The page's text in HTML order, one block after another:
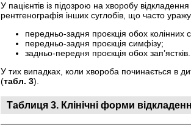
У пацієнтів із підозрою на хворобу
рентгенографія інших суглобів, що часто
передньо-задня проєкція обох колінних
передньо-задня проєкція симфізу;
задньо-передня проєкція обох зап’ястків.
У тих випадках, коли хвороба починається в
(табл. 3).
Таблиця 3. Клінічні форми